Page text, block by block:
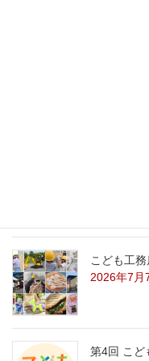
こども工
2026年7月
第4回 こど